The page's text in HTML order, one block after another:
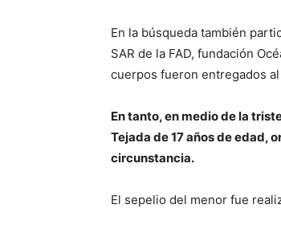
En la búsqueda también
SAR de la FAD, fundación
cuerpos fueron entregados al
En tanto, en medio de la
Tejada de 17 años de edad,
circunstancia.
El sepelio del menor fue